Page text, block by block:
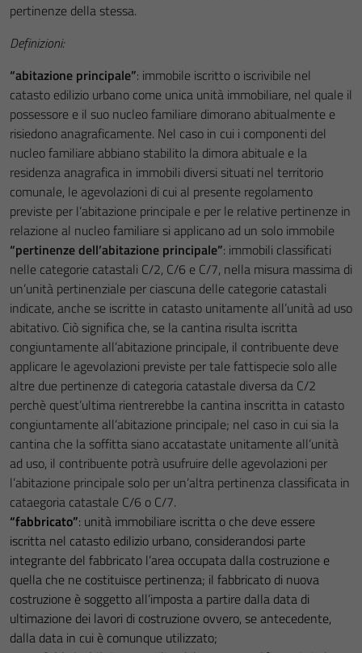
pertinenze della stessa.
Definizioni:
“abitazione principale”: immobile iscritto o iscrivibile nel
catasto edilizio urbano come unica unità immobiliare, nel quale il
possessore e il suo nucleo familiare dimorano abitualmente e
risiedono anagraficamente. Nel caso in cui i componenti del
nucleo familiare abbiano stabilito la dimora abituale e la
residenza anagrafica in immobili diversi situati nel territorio
comunale, le agevolazioni di cui al presente regolamento
previste per l’abitazione principale e per le relative pertinenze in
relazione al nucleo familiare si applicano ad un solo immobile
“pertinenze dell’abitazione principale”: immobili classificati
nelle categorie catastali C/2, C/6 e C/7, nella misura massima di
un’unità pertinenziale per ciascuna delle categorie catastali
indicate, anche se iscritte in catasto unitamente all’unità ad uso
abitativo. Ciò significa che, se la cantina risulta iscritta
congiuntamente all’abitazione principale, il contribuente deve
applicare le agevolazioni previste per tale fattispecie solo alle
altre due pertinenze di categoria catastale diversa da C/2
perchè quest’ultima rientrerebbe la cantina inscritta in catasto
congiuntamente all’abitazione principale; nel caso in cui sia la
cantina che la soffitta siano accatastate unitamente all’unità
ad uso, il contribuente potrà usufruire delle agevolazioni per
l’abitazione principale solo per un’altra pertinenza classificata in
cataegoria catastale C/6 o C/7.
“fabbricato”: unità immobiliare iscritta o che deve essere
iscritta nel catasto edilizio urbano, considerandosi parte
integrante del fabbricato l’area occupata dalla costruzione e
quella che ne costituisce pertinenza; il fabbricato di nuova
costruzione è soggetto all’imposta a partire dalla data di
ultimazione dei lavori di costruzione ovvero, se antecedente,
dalla data in cui è comunque utilizzato;